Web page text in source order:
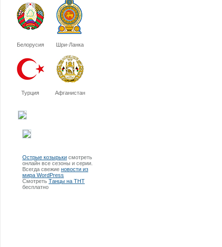
Белорусия Шри-Ланка
Турция Афганистан
Острые козырьки смотреть
онлайн все сезоны и серии.
Всегда свежие новости из
мира WordPress
Смотреть Танцы на ТНТ
бесплатно